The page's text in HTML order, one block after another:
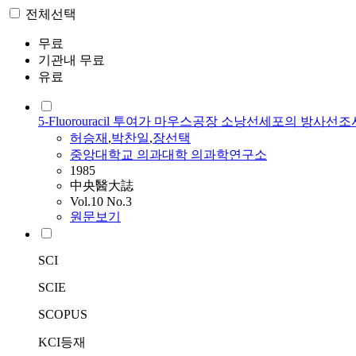
전체선택
무료
기관내 무료
유료
5-Fluorouracil 투여가 마우스공장 소낭선세포의 방사선
허승재 ,박찬일,장선택
중앙대학교 의과대학 의과학연구소
1985
中央醫大誌
Vol.10 No.3
원문보기
SCI
SCIE
SCOPUS
KCI등재